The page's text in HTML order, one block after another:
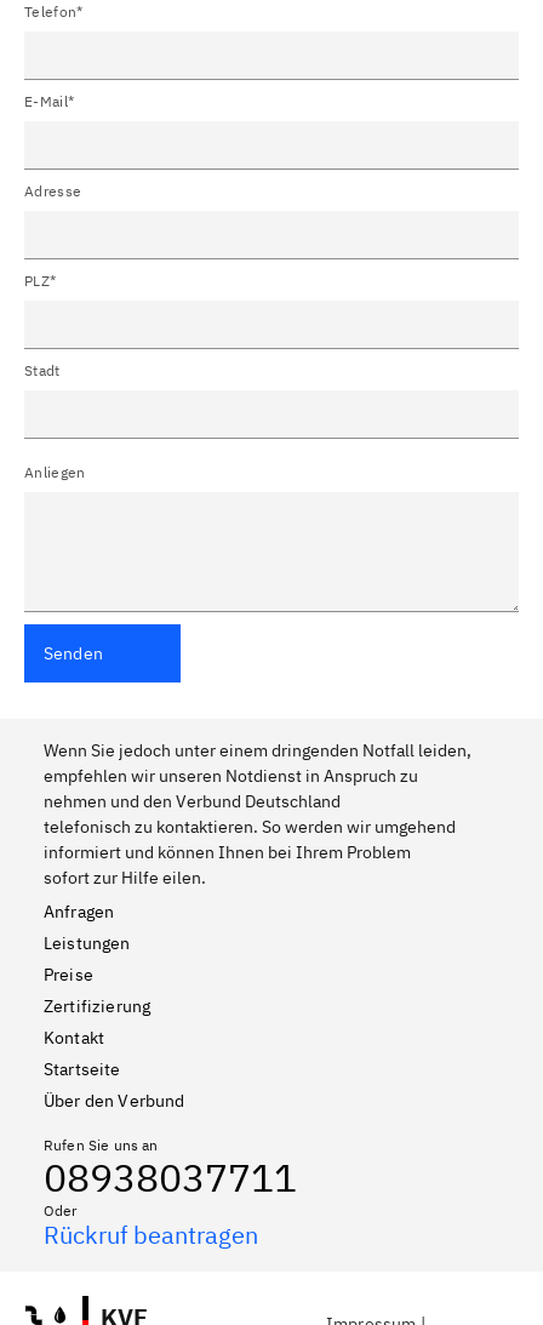
Telefon*
E-Mail*
Adresse
PLZ*
Stadt
Anliegen
Senden
Wenn Sie jedoch unter einem dringenden Notfall leiden,
empfehlen wir unseren Notdienst in Anspruch zu
nehmen und den Verbund Deutschland
telefonisch zu kontaktieren. So werden wir umgehend
informiert und können Ihnen bei Ihrem Problem
sofort zur Hilfe eilen.
Anfragen
Leistungen
Preise
Zertifizierung
Kontakt
Startseite
Über den Verbund
Rufen Sie uns an
08938037711
Oder
Rückruf beantragen
KVF